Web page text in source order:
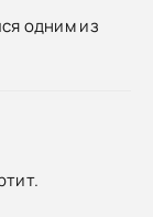
одним из